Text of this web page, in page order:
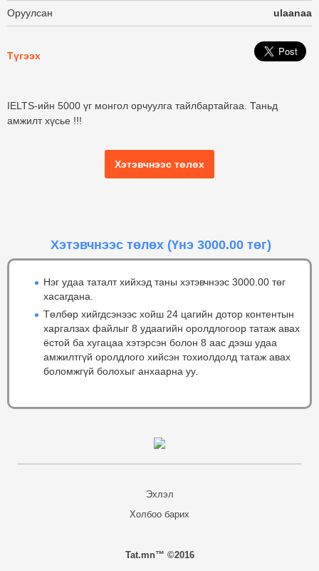
Оруулсан ulaanaa
Түгээх
IELTS-ийн 5000 үг монгол орчуулга тайлбартайгаа. Таньд
амжилт хүсье !!!
Хэтэвчнээс төлөх
Хэтэвчнээс төлөх (Үнэ 3000.00 төг)
Нэг удаа таталт хийхэд таны хэтэвчнээс 3000.00 төг
хасагдана.
Төлбөр хийгдсэнээс хойш 24 цагийн дотор контентын
харгалзах файлыг 8 удаагийн оролдлогоор татаж авах
ёстой ба хугацаа хэтэрсэн болон 8 аас дээш удаа
амжилтгүй оролдлого хийсэн тохиолдолд татаж авах
боломжгүй болохыг анхаарна уу.
Эхлэл
Холбоо барих
Tat.mn™ ©2016